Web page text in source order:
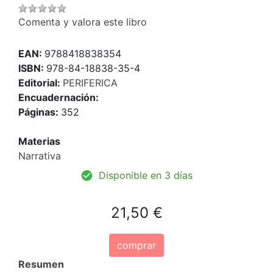
Comenta y valora este libro
EAN: 9788418838354
ISBN: 978-84-18838-35-4
Editorial: PERIFERICA
Encuadernación:
Páginas: 352
Materias
Narrativa
Disponible en 3 días
21,50 €
comprar
Resumen